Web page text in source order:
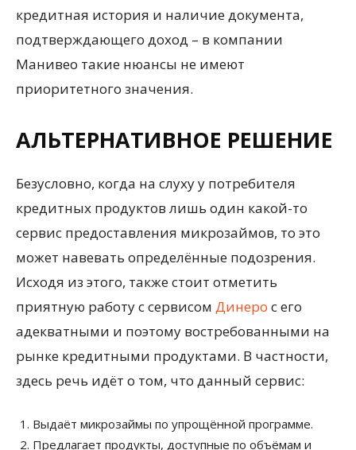
кредитная история и наличие документа,
подтверждающего доход – в компании
Манивео такие нюансы не имеют
приоритетного значения.
АЛЬТЕРНАТИВНОЕ РЕШЕНИЕ
Безусловно, когда на слуху у потребителя
кредитных продуктов лишь один какой-то
сервис предоставления микрозаймов, то это
может навевать определённые подозрения.
Исходя из этого, также стоит отметить
приятную работу с сервисом Динеро с его
адекватными и поэтому востребованными на
рынке кредитными продуктами. В частности,
здесь речь идёт о том, что данный сервис:
Выдаёт микрозаймы по упрощённой программе.
Предлагает продукты, доступные по объёмам и